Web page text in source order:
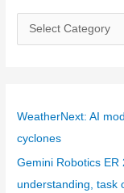
a
g
WeatherNext: AI
cyclones
Gemini Robotics
understanding, task